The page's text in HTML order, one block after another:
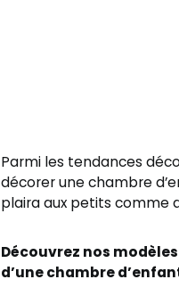
Parmi les tendances
décorer une chambre
plaira aux petits comme
Découvrez nos
d’une chambre